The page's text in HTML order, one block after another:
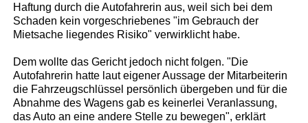
Haftung durch die Autofahrerin aus, weil sich bei dem
Schaden kein vorgeschriebenes "im Gebrauch der
Mietsache liegendes Risiko" verwirklicht habe.
Dem wollte das Gericht jedoch nicht folgen. "Die
Autofahrerin hatte laut eigener Aussage der Mitarbeiterin
die Fahrzeugschlüssel persönlich übergeben und für die
Abnahme des Wagens gab es keinerlei Veranlassung,
das Auto an eine andere Stelle zu bewegen", erklärt